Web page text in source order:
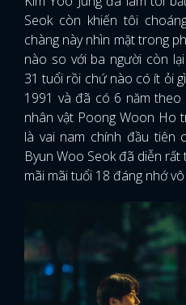
Seok còn khiến tôi
chàng này nhìn mặt trong
nào so với ba người còn
31 tuổi rồi chứ nào có ít ỏi
1991 và đã có 6 năm theo
nhân vật Poong Woon Ho
là vai nam chính đầu tiên
Byun Woo Seok đã diễn
mãi mãi tuổi 18 đáng nhớ